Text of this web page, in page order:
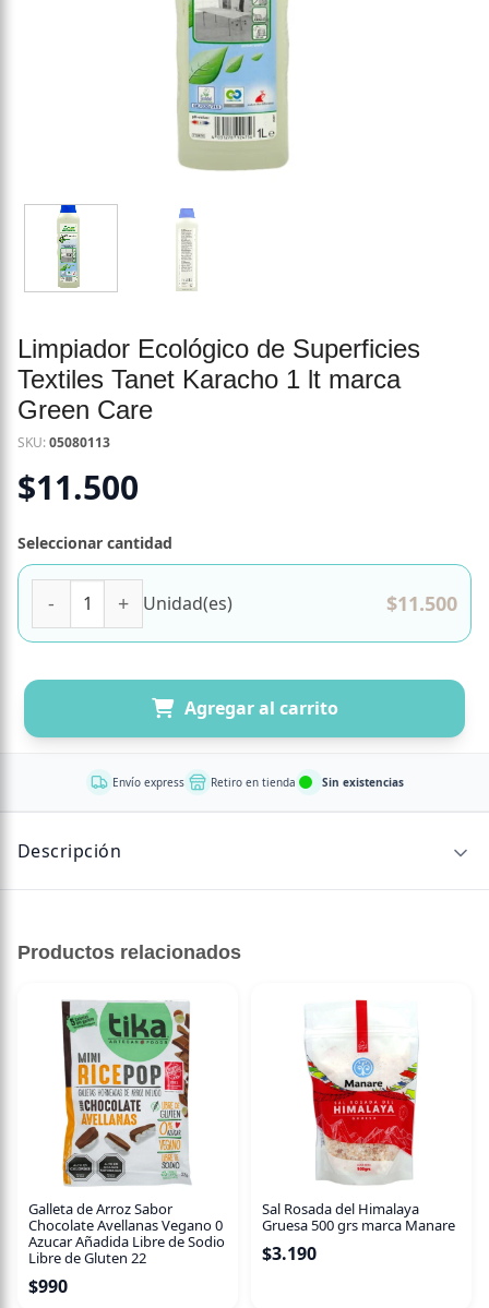
Limpiador Ecológico de Superficies
Textiles Tanet Karacho 1 lt marca
Green Care
SKU:05080113
$11.500
Seleccionar cantidad
Unidad(es) $11.500
Agregar al carrito
Envío express Retiro en tienda Sin existencias
Descripción
Limpiador multiusos sin tensioactivos
Para superfi cies sensibles al ensuciamiento Limpieza efi
caz Totalmente ecológico
TANET karacho es un limpiador multiusos sin tensioactivos
con excelentes propiedades medioambientales. Presenta
una elevada efi cacia limpiadora y una excelente
compatibilidad de material.
Ideal para el mantenimiento de suelos microporosos y
superfi cies textiles. Totalmente ecológico:
a base de ingredientes vegetales renovables.
Productos relacionados
Galleta de Arroz Sabor
Chocolate Avellanas Vegano 0
Azucar Añadida Libre de Sodio
Libre de Gluten 22
$990
Sal Rosada del Himalaya
Gruesa 500 grs marca Manare
$3.190